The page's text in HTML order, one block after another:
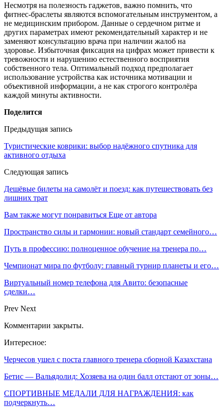
Несмотря на полезность гаджетов, важно помнить, что
фитнес-браслеты являются вспомогательным инструментом, а
не медицинским прибором. Данные о сердечном ритме и
других параметрах имеют рекомендательный характер и не
заменяют консультацию врача при наличии жалоб на
здоровье. Избыточная фиксация на цифрах может привести к
тревожности и нарушению естественного восприятия
собственного тела. Оптимальный подход предполагает
использование устройства как источника мотивации и
объективной информации, а не как строгого контролёра
каждой минуты активности.
Поделится
Предыдущая запись
Туристические коврики: выбор надёжного спутника для
активного отдыха
Следующая запись
Дешёвые билеты на самолёт и поезд: как путешествовать без
лишних трат
Вам также могут понравиться Еще от автора
Пространство силы и гармонии: новый стандарт семейного…
Путь в профессию: полноценное обучение на тренера по…
Чемпионат мира по футболу: главный турнир планеты и его…
Виртуальный номер телефона для Авито: безопасные
сделки…
Prev Next
Комментарии закрыты.
Интересное:
Черчесов ушел с поста главного тренера сборной Казахстана
Бетис — Вальядолид: Хозяева на один балл отстают от зоны…
СПОРТИВНЫЕ МЕДАЛИ ДЛЯ НАГРАЖДЕНИЯ: как
подчеркнуть…